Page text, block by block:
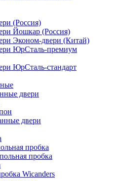
(Россия)
Йошкар (Россия)
Эконом-двери (Китай)
ЮрСталь-премиум
ЮрСталь-стандарт
двери
двери
пробка
пробка
Wicanders